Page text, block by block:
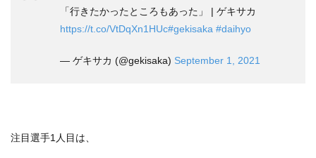
「行きたかったところもあった」 | ゲキサカ
https://t.co/VtDqXn1HUc#gekisaka #daihyo
— ゲキサカ (@gekisaka) September 1, 2021
注目選手1人目は、